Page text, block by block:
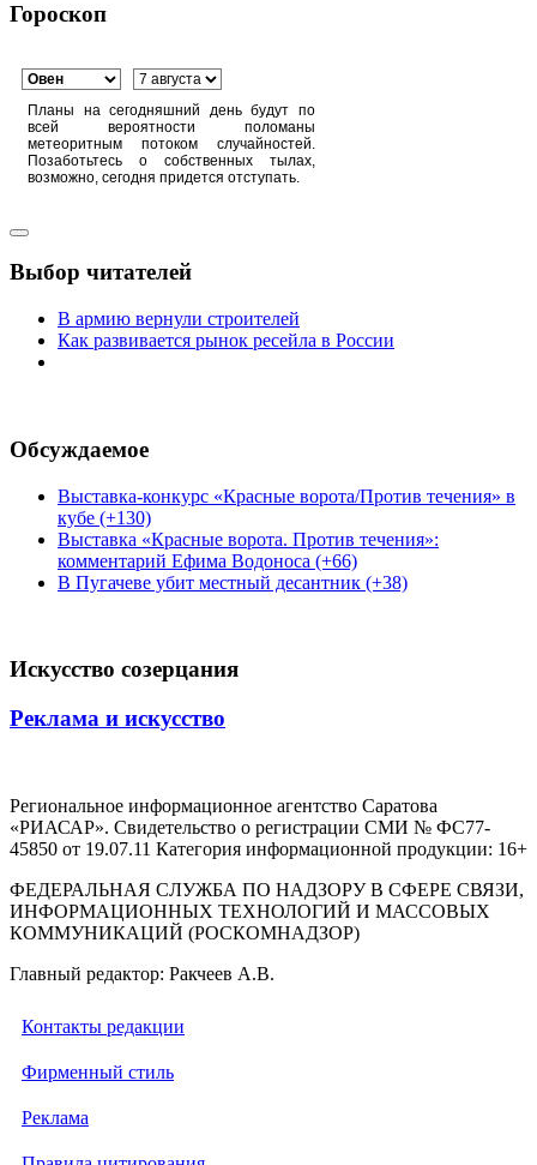
Гороскоп
Планы на сегодняшний день будут по
всей вероятности поломаны
метеоритным потоком случайностей.
Позаботьтесь о собственных тылах,
возможно, сегодня придется отступать.
Выбор читателей
В армию вернули строителей
Как развивается рынок ресейла в России
Обсуждаемое
Выставка-конкурс «Красные ворота/Против течения» в
кубе (+130)
Выставка «Красные ворота. Против течения»:
комментарий Ефима Водоноса (+66)
В Пугачеве убит местный десантник (+38)
Искусство созерцания
Реклама и искусство
Региональное информационное агентство Саратова
«РИАСАР». Свидетельство о регистрации СМИ № ФС77-
45850 от 19.07.11 Категория информационной продукции: 16+
ФЕДЕРАЛЬНАЯ СЛУЖБА ПО НАДЗОРУ В СФЕРЕ СВЯЗИ,
ИНФОРМАЦИОННЫХ ТЕХНОЛОГИЙ И МАССОВЫХ
КОММУНИКАЦИЙ (РОСКОМНАДЗОР)
Главный редактор: Ракчеев А.В.
Контакты редакции
Фирменный стиль
Реклама